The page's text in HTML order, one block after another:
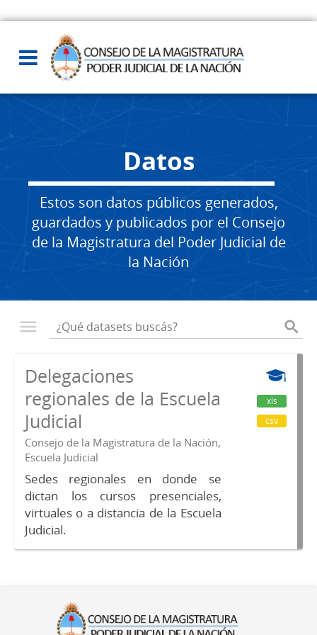
Datos
Estos son datos públicos generados,
guardados y publicados por el Consejo
de la Magistratura del Poder Judicial de
la Nación
Delegaciones
regionales de la Escuela
Judicial
Consejo de la Magistratura de la Nación,
Escuela Judicial
Sedes regionales en donde se
dictan los cursos presenciales,
virtuales o a distancia de la Escuela
Judicial.
xls
csv